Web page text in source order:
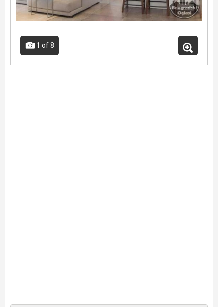
1 of 8